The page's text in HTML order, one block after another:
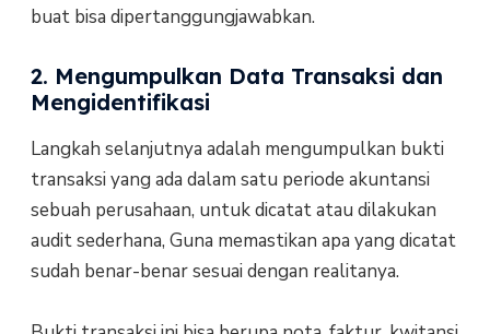
buat bisa dipertanggungjawabkan.
2. Mengumpulkan Data Transaksi dan
Mengidentifikasi
Langkah selanjutnya adalah mengumpulkan bukti
transaksi yang ada dalam satu periode akuntansi
sebuah perusahaan, untuk dicatat atau dilakukan
audit sederhana, Guna memastikan apa yang dicatat
sudah benar-benar sesuai dengan realitanya.